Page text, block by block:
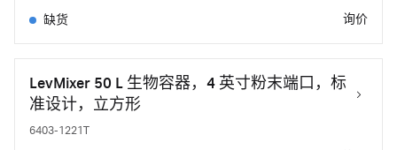
缺货 询价
LevMixer 50 L 生物容器，4 英寸粉末端口，标
准设计，立方形
6403-1221T